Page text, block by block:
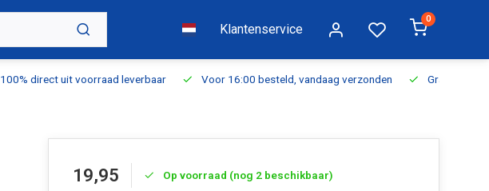
Klantenservice
0
100% direct uit voorraad leverbaar Voor 16:00 besteld, vandaag verzonden Gratis
19,95 Op voorraad (nog 2 beschikbaar)